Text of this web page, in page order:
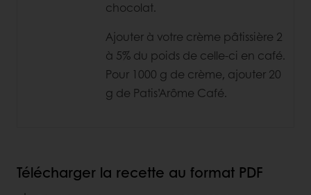
chocolat.
Ajouter à votre crème pâtissière 2
à 5% du poids de celle-ci en café.
Pour 1000 g de crème, ajouter 20
g de Patis’Arôme Café.
Télécharger la recette au format PDF